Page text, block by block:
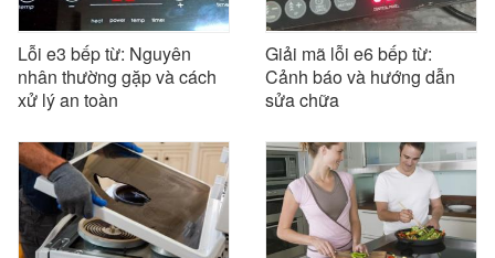
Lỗi e3 bếp từ: Nguyên
nhân thường gặp và cách
xử lý an toàn
Giải mã lỗi e6 bếp từ:
Cảnh báo và hướng dẫn
sửa chữa